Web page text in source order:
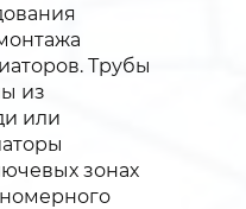
Трубы
из
или
зонах